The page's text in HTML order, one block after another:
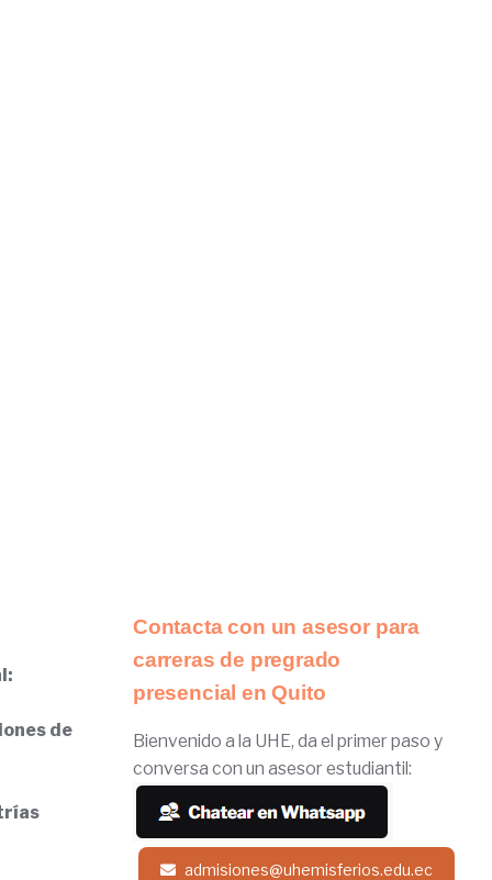
de
Contacta con un asesor para
carreras de pregrado
presencial en Quito
Bienvenido a la UHE, da el primer paso y
conversa con un asesor estudiantil:
admisiones@uhemisferios.edu.ec